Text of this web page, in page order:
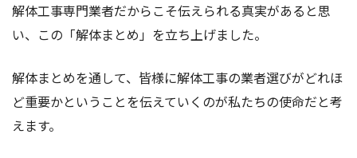
解体工事専門業者だからこそ伝えられる真実があると思
い、この「解体まとめ」を立ち上げました。
解体まとめを通して、皆様に解体工事の業者選びがどれほ
ど重要かということを伝えていくのが私たちの使命だと考
えます。